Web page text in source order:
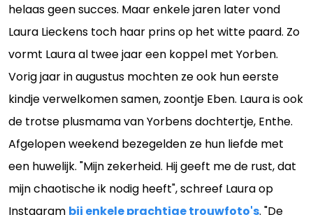
helaas geen succes. Maar enkele jaren later vond
Laura Lieckens toch haar prins op het witte paard. Zo
vormt Laura al twee jaar een koppel met Yorben.
Vorig jaar in augustus mochten ze ook hun eerste
kindje verwelkomen samen, zoontje Eben. Laura is ook
de trotse plusmama van Yorbens dochtertje, Enthe.
Afgelopen weekend bezegelden ze hun liefde met
een huwelijk. "Mijn zekerheid. Hij geeft me de rust, dat
mijn chaotische ik nodig heeft", schreef Laura op
Instagram bij enkele prachtige trouwfoto's. "De